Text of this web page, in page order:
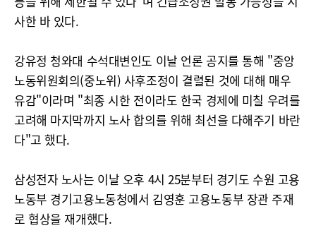
사한 바 있다.
강유정 청와대 수석대변인도 이날 언론 공지를 통해 "중앙
노동위원회의(중노위) 사후조정이 결렬된 것에 대해 매우
유감"이라며 "최종 시한 전이라도 한국 경제에 미칠 우려를
고려해 마지막까지 노사 합의를 위해 최선을 다해주기 바란
다"고 했다.
삼성전자 노사는 이날 오후 4시 25분부터 경기도 수원 고용
노동부 경기고용노동청에서 김영훈 고용노동부 장관 주재
로 협상을 재개했다.